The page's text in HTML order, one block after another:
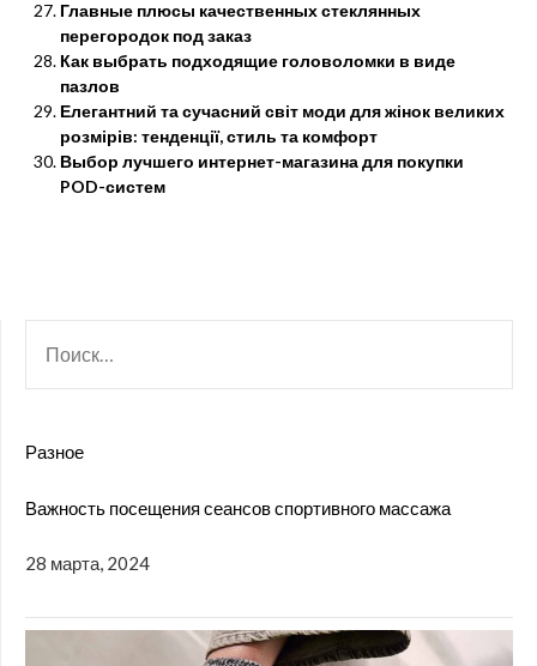
Главные плюсы качественных стеклянных
перегородок под заказ
Как выбрать подходящие головоломки в виде
пазлов
Елегантний та сучасний світ моди для жінок великих
розмірів: тенденції, стиль та комфорт
Выбор лучшего интернет-магазина для покупки
POD-систем
Разное
Важность посещения сеансов спортивного массажа
28 марта, 2024